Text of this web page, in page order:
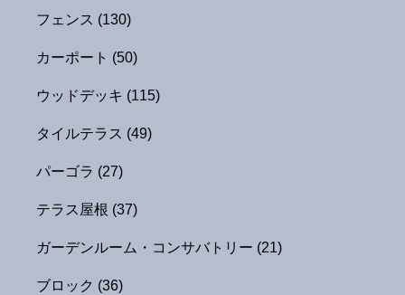
フェンス (130)
カーポート (50)
ウッドデッキ (115)
タイルテラス (49)
パーゴラ (27)
テラス屋根 (37)
ガーデンルーム・コンサバトリー (21)
ブロック (36)